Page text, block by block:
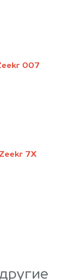
007
Zeekr 7X